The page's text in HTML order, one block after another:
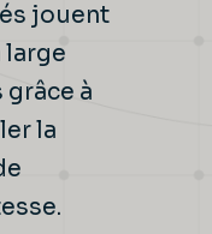
jouent
large
à
la